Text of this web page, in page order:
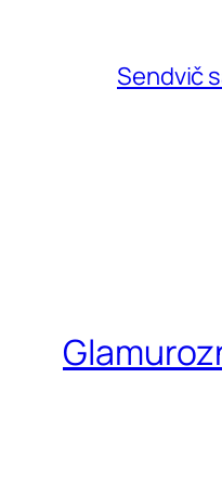
Sendvič